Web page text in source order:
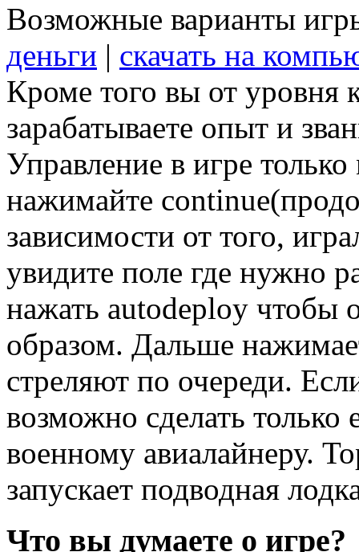
Возможные варианты
деньги | скачать на
Кроме того вы от уровня
зарабатываете опыт и
Управление в игре
нажимайте
зависимости от того,
увидите поле где нужно
нажать autodeploy чтобы
образом. Дальше
стреляют по очереди.
возможно сделать только
военному авиалайнеру.
запускает подводная
Что вы думаете о игре?